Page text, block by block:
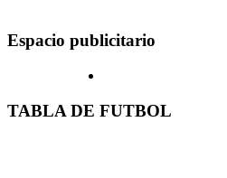
Espacio publicitario
TABLA DE FUTBOL